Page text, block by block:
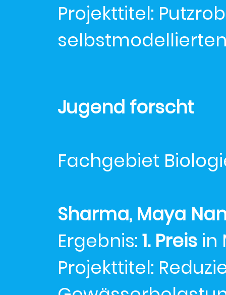
Projekttitel:
Jugend forscht
Fachgebiet
Sharma, Maya
Ergebnis:1. Preis in
Projekttitel: